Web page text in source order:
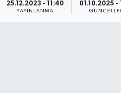
25.12.2023 - 11:40
YAYINLANMA
01.10.2025 -